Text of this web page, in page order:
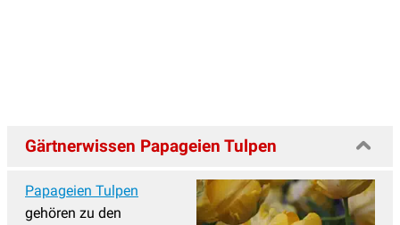
Gärtnerwissen Papageien Tulpen
Papageien Tulpen
gehören zu den